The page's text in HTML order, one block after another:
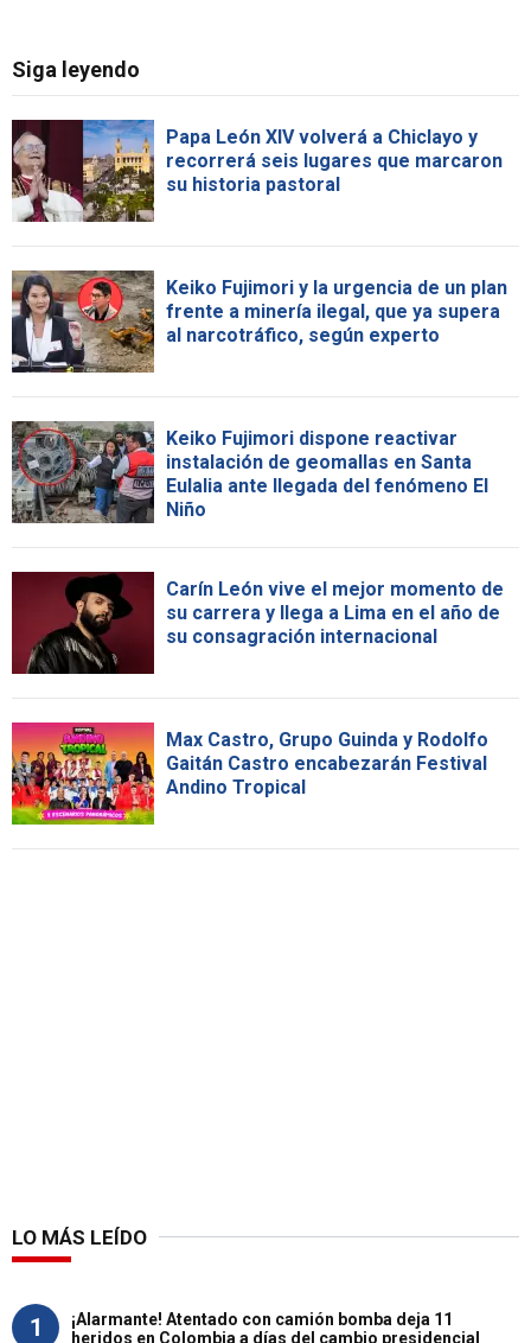
Siga leyendo
Papa León XIV volverá a Chiclayo y
recorrerá seis lugares que marcaron
su historia pastoral
Keiko Fujimori y la urgencia de un plan
frente a minería ilegal, que ya supera
al narcotráfico, según experto
Keiko Fujimori dispone reactivar
instalación de geomallas en Santa
Eulalia ante llegada del fenómeno El
Niño
Carín León vive el mejor momento de
su carrera y llega a Lima en el año de
su consagración internacional
Max Castro, Grupo Guinda y Rodolfo
Gaitán Castro encabezarán Festival
Andino Tropical
LO MÁS LEÍDO
1
¡Alarmante! Atentado con camión bomba deja 11
heridos en Colombia a días del cambio presidencial